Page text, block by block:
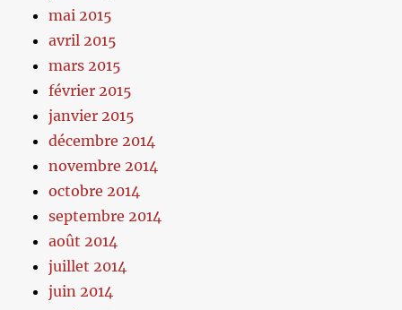
mai 2015
avril 2015
mars 2015
février 2015
janvier 2015
décembre 2014
novembre 2014
octobre 2014
septembre 2014
août 2014
juillet 2014
juin 2014